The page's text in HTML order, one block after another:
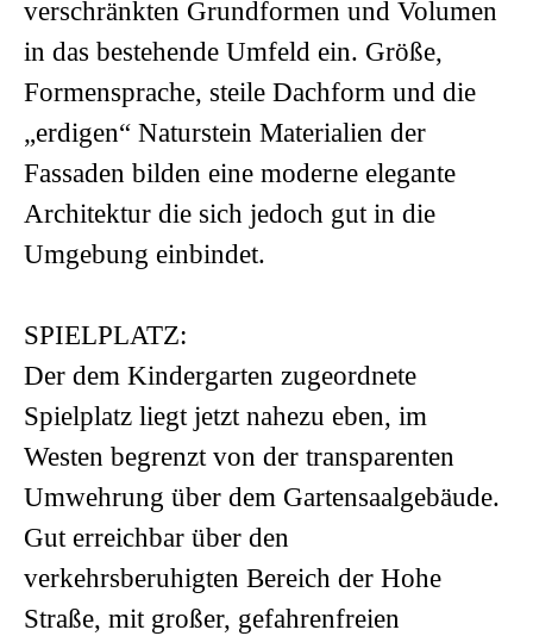
verschränkten Grundformen und Volumen
in das bestehende Umfeld ein. Größe,
Formensprache, steile Dachform und die
„erdigen“ Naturstein Materialien der
Fassaden bilden eine moderne elegante
Architektur die sich jedoch gut in die
Umgebung einbindet.
SPIELPLATZ:
Der dem Kindergarten zugeordnete
Spielplatz liegt jetzt nahezu eben, im
Westen begrenzt von der transparenten
Umwehrung über dem Gartensaalgebäude.
Gut erreichbar über den
verkehrsberuhigten Bereich der Hohe
Straße, mit großer, gefahrenfreien